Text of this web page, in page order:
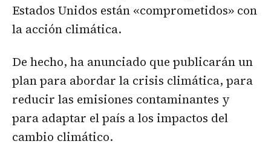
Estados Unidos están «comprometidos» con
la acción climática.
De hecho, ha anunciado que publicarán un
plan para abordar la crisis climática, para
reducir las emisiones contaminantes y
para adaptar el país a los impactos del
cambio climático.